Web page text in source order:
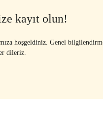
kayıt olun!
hoşgeldiniz. Genel
dileriz.